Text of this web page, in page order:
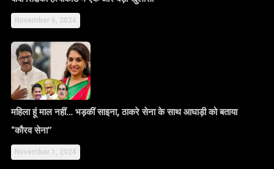
November 6, 2024
महिला हूं माल नहीं… भड़कीं साइना, ठाकरे सेना के साथ आघाड़ी को बताया
“कौरव सेना”
November 1, 2024